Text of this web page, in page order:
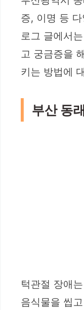
증, 이명 등
로그 글에서
고 궁금증을
키는 방법에
부산 동
턱관절 장애
음식물을 씹